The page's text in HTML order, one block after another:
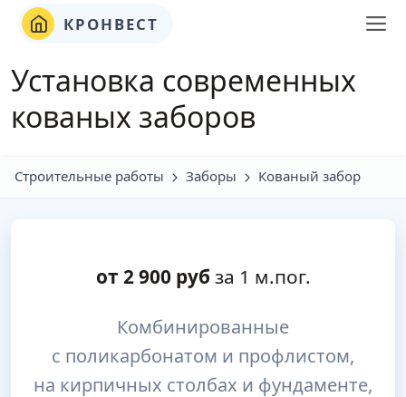
КРОНВЕСТ
Установка современных
кованых заборов
Строительные работы Заборы Кованый забор
от 2 900руб за 1 м.пог.
Комбинированные
с поликарбонатом и профлистом,
на кирпичных столбах и фундаменте,